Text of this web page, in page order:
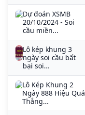
Dự đoán XSMB
20/10/2024 - Soi
cầu miền...
Lô kép khung 3
ngày soi cầu bất
bại soi...
Lô Kép Khung 2
Ngày 888 Hiệu Quả
Thắng...